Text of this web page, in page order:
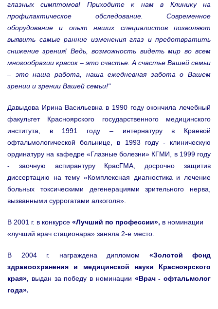
глазных симптомов! Приходите к нам в Клинику на
профилактическое обследование. Современное
оборудование и опыт наших специалистов позволяют
выявить самые ранние изменения глаз и предотвратить
снижение зрения! Ведь, возможность видеть мир во всем
многообразии красок – это счастье. А счастье Вашей семьи
– это наша работа, наша ежедневная забота о Вашем
зрении и зрении Вашей семьи!"
Давыдова Ирина Васильевна в 1990 году окончила лечебный
факультет Красноярского государственного медицинского
института, в 1991 году – интернатуру в Краевой
офтальмологической больнице, в 1993 году - клиническую
ординатуру на кафедре «Глазные болезни» КГМИ, в 1999 году
- заочную аспирантуру КрасГМА, досрочно защитив
диссертацию на тему «Комплексная диагностика и лечение
больных токсическими дегенерациями зрительного нерва,
вызванными суррогатами алкоголя».
В 2001 г. в конкурсе «Лучший по профессии», в номинации
«лучший врач стационара» заняла 2-е место.
В 2004 г. награждена дипломом «Золотой фонд
здравоохранения и медицинской науки Красноярского
края», выдан за победу в номинации «Врач - офтальмолог
года».